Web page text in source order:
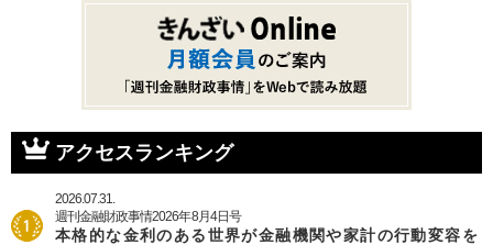
アクセスランキング
2026.07.31.
週刊金融財政事情2026年8月4日号
本格的な金利のある世界が金融機関や家計の行動変容を